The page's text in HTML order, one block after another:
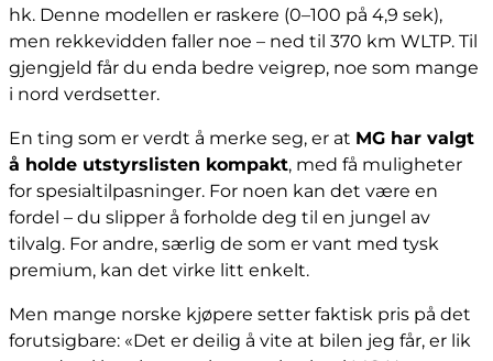
hk. Denne modellen er raskere (0–100 på 4,9 sek),
men rekkevidden faller noe – ned til 370 km WLTP. Til
gjengjeld får du enda bedre veigrep, noe som mange
i nord verdsetter.
En ting som er verdt å merke seg, er at MG har valgt
å holde utstyrslisten kompakt, med få muligheter
for spesialtilpasninger. For noen kan det være en
fordel – du slipper å forholde deg til en jungel av
tilvalg. For andre, særlig de som er vant med tysk
premium, kan det virke litt enkelt.
Men mange norske kjøpere setter faktisk pris på det
forutsigbare: «Det er deilig å vite at bilen jeg får, er lik